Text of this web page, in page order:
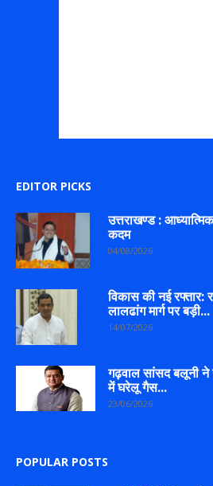
EDITOR PICKS
उत्तराखण्ड :
कदम
04/08/2026
विकास की नई रफ्तार:
लालढांग मार्ग पर बड़ी...
14/07/2026
गढ़वाल सांसद बलूनी ने
में घरेलू गैस...
23/06/2026
POPULAR POSTS